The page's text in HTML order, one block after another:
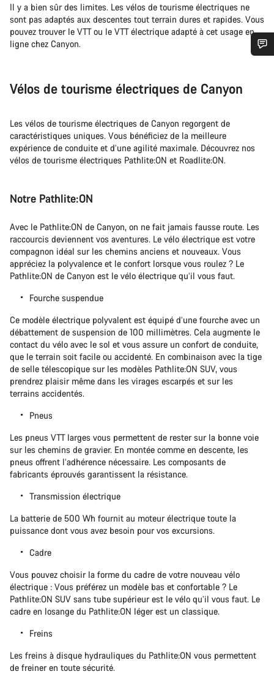
Il y a bien sûr des limites. Les vélos de tourisme électriques ne
sont pas adaptés aux descentes tout terrain dures et rapides. Vous
pouvez trouver le VTT ou le VTT électrique adapté à cet usage en
ligne chez Canyon.
Vélos de tourisme électriques de Canyon
Les vélos de tourisme électriques de Canyon regorgent de
caractéristiques uniques. Vous bénéficiez de la meilleure
expérience de conduite et d’une agilité maximale. Découvrez nos
vélos de tourisme électriques Pathlite:ON et Roadlite:ON.
Notre Pathlite:ON
Avec le Pathlite:ON de Canyon, on ne fait jamais fausse route. Les
raccourcis deviennent vos aventures. Le vélo électrique est votre
compagnon idéal sur les chemins anciens et nouveaux. Vous
appréciez la polyvalence et le confort lorsque vous roulez ? Le
Pathlite:ON de Canyon est le vélo électrique qu’il vous faut.
Fourche suspendue
Ce modèle électrique polyvalent est équipé d’une fourche avec un
débattement de suspension de 100 millimètres. Cela augmente le
contact du vélo avec le sol et vous assure un confort de conduite,
que le terrain soit facile ou accidenté. En combinaison avec la tige
de selle télescopique sur les modèles Pathlite:ON SUV, vous
prendrez plaisir même dans les virages escarpés et sur les
terrains accidentés.
Pneus
Les pneus VTT larges vous permettent de rester sur la bonne voie
sur les chemins de gravier. En montée comme en descente, les
pneus offrent l’adhérence nécessaire. Les composants de
fabricants éprouvés garantissent la résistance.
Transmission électrique
La batterie de 500 Wh fournit au moteur électrique toute la
puissance dont vous avez besoin pour vos excursions.
Cadre
Vous pouvez choisir la forme du cadre de votre nouveau vélo
électrique : Vous préférez un modèle bas et confortable ? Le
Pathlite:ON SUV sans tube supérieur est le vélo qu’il vous faut. Le
cadre en losange du Pathlite:ON léger est un classique.
Freins
Les freins à disque hydrauliques du Pathlite:ON vous permettent
de freiner en toute sécurité.
Nos experts du service client vous attendent pour
Démarrer le Chat